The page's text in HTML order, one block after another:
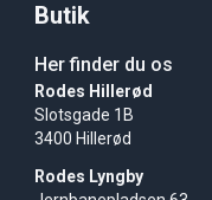
Butik
Her finder du os
Rodes Hillerød
Slotsgade 1B
3400 Hillerød
Rodes Lyngby